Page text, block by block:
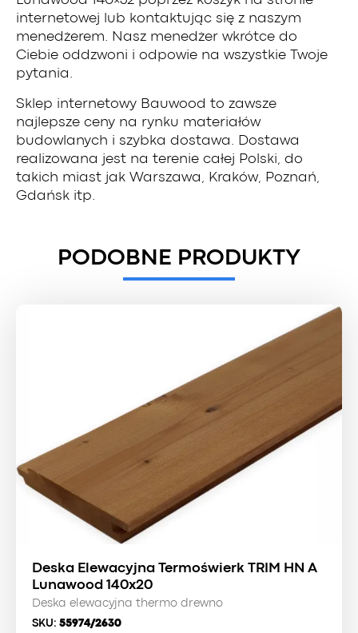
internetowej lub kontaktując się z naszym
menedżerem. Nasz menedżer wkrótce do
Ciebie oddzwoni i odpowie na wszystkie Twoje
pytania.
Sklep internetowy Bauwood to zawsze
najlepsze ceny na rynku materiałów
budowlanych i szybka dostawa. Dostawa
realizowana jest na terenie całej Polski, do
takich miast jak Warszawa, Kraków, Poznań,
Gdańsk itp.
PODOBNE PRODUKTY
Deska Elewacyjna Termoświerk TRIM HN A
Lunawood 140x20
Deska elewacyjna thermo drewno
SKU: 55974/2630